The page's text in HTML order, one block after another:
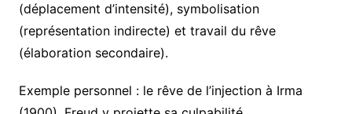
(déplacement d’intensité), symbolisation
(représentation indirecte) et travail du rêve
(élaboration secondaire).
Exemple personnel : le rêve de l’injection à Irma